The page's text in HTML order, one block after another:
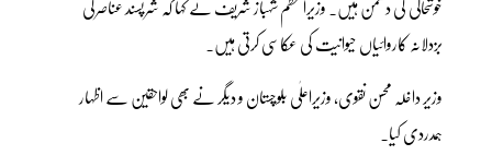
بزدلانہ کاروائیاں حیوانیت کی عکاسی کرتی ہیں۔
وزیر داخلہ محسن نقوی، وزیراعلٰی بلوچستان و دیگر نے بھی لواحقین سے اظہار
ہمدردی کیا۔